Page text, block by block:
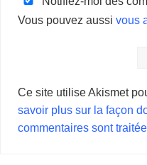
Vous pouvez aussivous
Ce site utilise Akismet
savoir plus sur la façon
commentaires sont